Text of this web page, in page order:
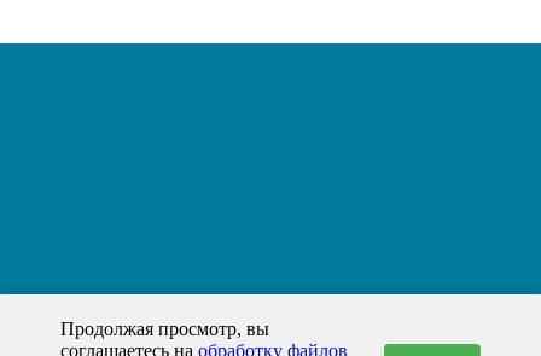
Продолжая просмотр, вы
соглашаетесь на обработку файлов